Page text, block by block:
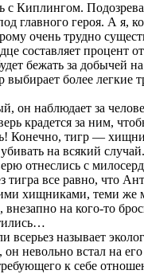
Киплингом.
главного героя. А я,
очень трудно
составляет процент
бежать за добычей
более легкие
он наблюдает за
крадется за ним,
Конечно, тигр —
на всякий
отнеслись с
тигра все равно, что
хищниками, теми же
на кого-то
всерьез называет
невольно встал на
к себе